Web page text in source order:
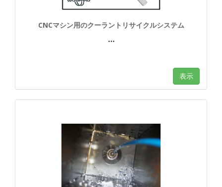
CNCマシン用のクーラントリサイクルシステム
…
表示